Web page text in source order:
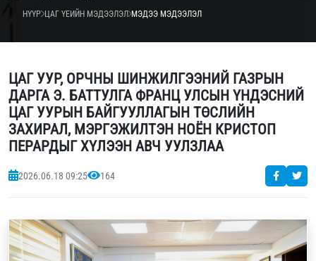
НҮҮР ЦАГ ҮЕИЙН МЭДЭЭЛЭЛ МЭДЭЭ МЭДЭЭЛЭЛ
ЦАГ УУР, ОРЧНЫ ШИНЖИЛГЭЭНИЙ ГАЗРЫН
ДАРГА Э. БАТТУЛГА ФРАНЦ УЛСЫН ҮНДЭСНИЙ
ЦАГ УУРЫН БАЙГУУЛЛАГЫН ТӨСЛИЙН
ЗАХИРАЛ, МЭРГЭЖИЛТЭН НОЁН КРИСТОП
ПЕРАРДЫГ ХҮЛЭЭН АВЧ УУЛЗЛАА
2026.06.18 09:25 164